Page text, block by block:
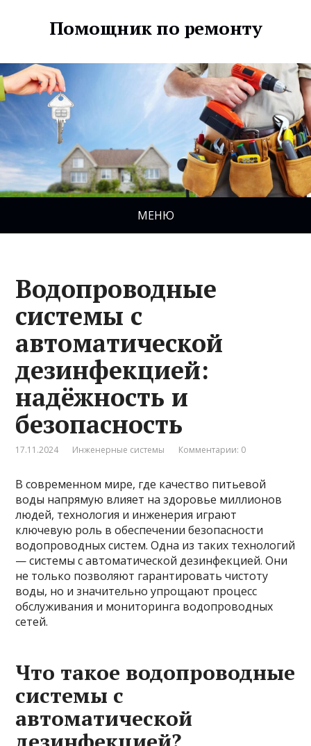
Помощник по ремонту
МЕНЮ
Водопроводные
системы с
автоматической
дезинфекцией:
надёжность и
безопасность
17.11.2024 Инженерные системы Комментарии: 0
В современном мире, где качество питьевой
воды напрямую влияет на здоровье миллионов
людей, технология и инженерия играют
ключевую роль в обеспечении безопасности
водопроводных систем. Одна из таких технологий
— системы с автоматической дезинфекцией. Они
не только позволяют гарантировать чистоту
воды, но и значительно упрощают процесс
обслуживания и мониторинга водопроводных
сетей.
Что такое водопроводные
системы с
автоматической